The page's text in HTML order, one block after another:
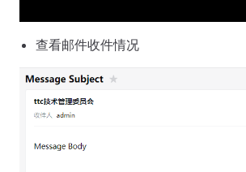
查看邮件收件情况